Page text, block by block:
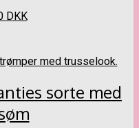
DKKDette
varianter.
kan
på
sorte med